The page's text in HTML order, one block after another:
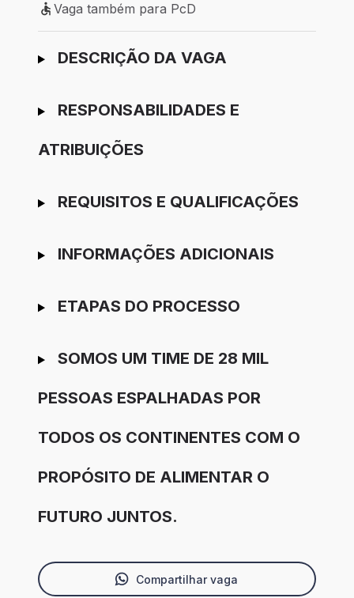
Vaga também para PcD
Vaga também para PcD
Ir para candidatura
DESCRIÇÃO DA VAGA
RESPONSABILIDADES E
ATRIBUIÇÕES
REQUISITOS E QUALIFICAÇÕES
INFORMAÇÕES ADICIONAIS
ETAPAS DO PROCESSO
SOMOS UM TIME DE 28 MIL
PESSOAS ESPALHADAS POR
TODOS OS CONTINENTES COM O
PROPÓSITO DE ALIMENTAR O
FUTURO JUNTOS.
Compartilhar vaga